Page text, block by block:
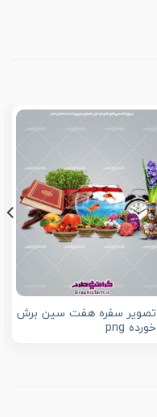
تصویر سفره هفت سین برش
خورده png